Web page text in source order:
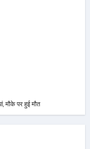
मौके पर हुई मौत